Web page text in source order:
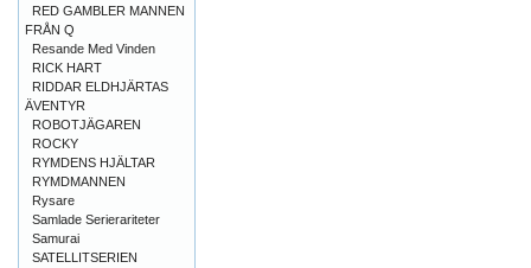
RED GAMBLER MANNEN
FRÅN Q
Resande Med Vinden
RICK HART
RIDDAR ELDHJÄRTAS
ÄVENTYR
ROBOTJÄGAREN
ROCKY
RYMDENS HJÄLTAR
RYMDMANNEN
Rysare
Samlade Serierariteter
Samurai
SATELLITSERIEN